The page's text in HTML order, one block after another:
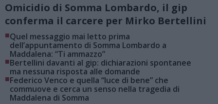
Omicidio di Somma Lombardo, il gip
conferma il carcere per Mirko Bertellini
■Quel messaggio mai letto prima
dell’appuntamento di Somma Lombardo a
Maddalena: “Ti ammazzo”
■Bertellini davanti al gip: dichiarazioni spontanee
ma nessuna risposta alle domande
■Federico Venco e quella “luce di bene” che
commuove e cerca un senso nella tragedia di
Maddalena di Somma